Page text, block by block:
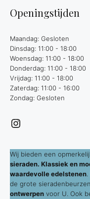
Openingstijden
Maandag: Gesloten
Dinsdag: 11:00 - 18:00
Woensdag: 11:00 - 18:00
Donderdag: 11:00 - 18:00
Vrijdag: 11:00 - 18:00
Zaterdag: 11:00 - 16:00
Zondag: Gesloten
Instagram
Wij bieden een
sieraden. Klassiek en
waardevolle edelstenen
de grote
ontwerpen voor U. Ook